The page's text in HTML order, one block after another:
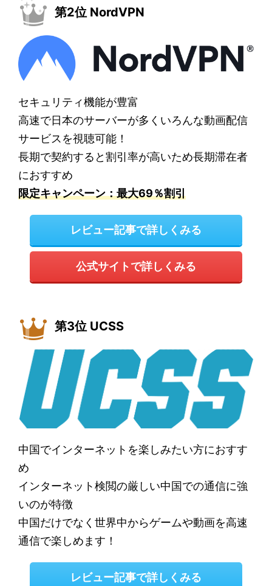
第2位 NordVPN
セキュリティ機能が豊富
高速で日本のサーバーが多くいろんな動画配信
サービスを視聴可能！
長期で契約すると割引率が高いため長期滞在者
におすすめ
限定キャンペーン：最大69％割引
レビュー記事で詳しくみる
公式サイトで詳しくみる
第3位 UCSS
中国でインターネットを楽しみたい方におすす
め
インターネット検閲の厳しい中国での通信に強
いのが特徴
中国だけでなく世界中からゲームや動画を高速
通信で楽しめます！
レビュー記事で詳しくみる